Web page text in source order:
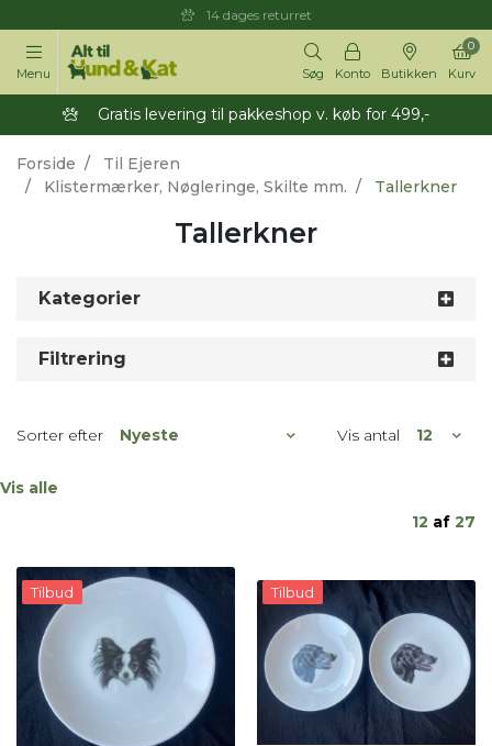
14 dages returret
Menu Søg Konto Butikken Kurv
0
Gratis levering til pakkeshop v. køb for 499,-
Forside
Til Ejeren
Klistermærker, Nøgleringe, Skilte mm.
Tallerkner
Tallerkner
Kategorier
Filtrering
Sorter efter Vis antal
Vis alle
12 af 27
Tilbud Tilbud